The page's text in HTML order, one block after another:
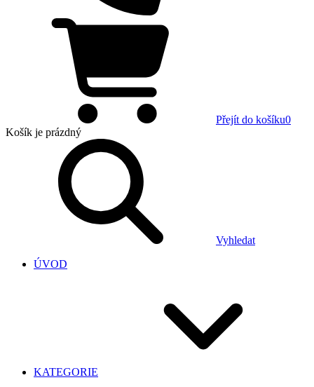
Přejít do košíku0
Košík je prázdný
Vyhledat
ÚVOD
KATEGORIE